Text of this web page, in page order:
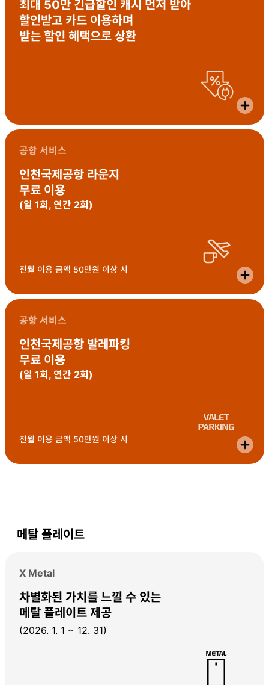
최대 50만 긴급할인 캐시 먼저 받아
할인받고 카드 이용하며
받는 할인 혜택으로 상환
공항 서비스
인천국제공항 라운지
무료 이용
(일 1회, 연간 2회)
전월 이용 금액 50만원 이상 시
공항 서비스
인천국제공항 발레파킹
무료 이용
(일 1회, 연간 2회)
전월 이용 금액 50만원 이상 시
메탈 플레이트
X Metal
차별화된 가치를 느낄 수 있는
메탈 플레이트 제공
(2026. 1. 1 ~ 12. 31)